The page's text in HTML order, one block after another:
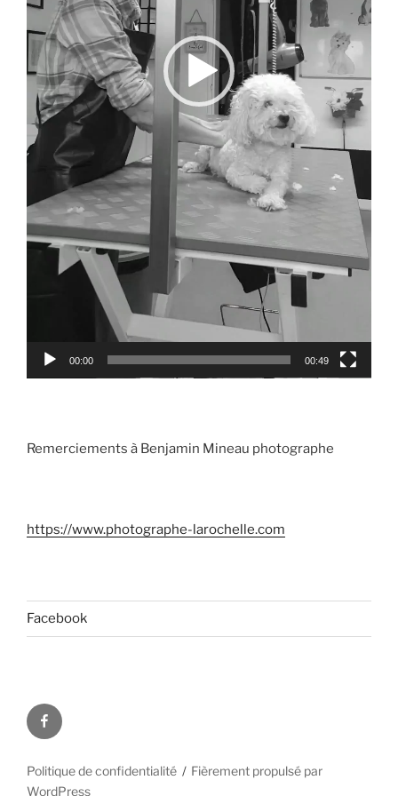
00:00 00:49
Remerciements à Benjamin Mineau photographe
https://www.photographe-larochelle.com
Facebook
Facebook
Politique de confidentialité
Fièrement propulsé par
WordPress